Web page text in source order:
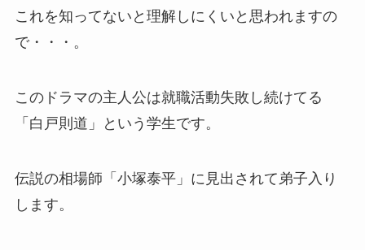
これを知ってないと理解しにくいと思われますの
で・・・。
このドラマの主人公は就職活動失敗し続けてる
「白戸則道」という学生です。
伝説の相場師「小塚泰平」に見出されて弟子入り
します。